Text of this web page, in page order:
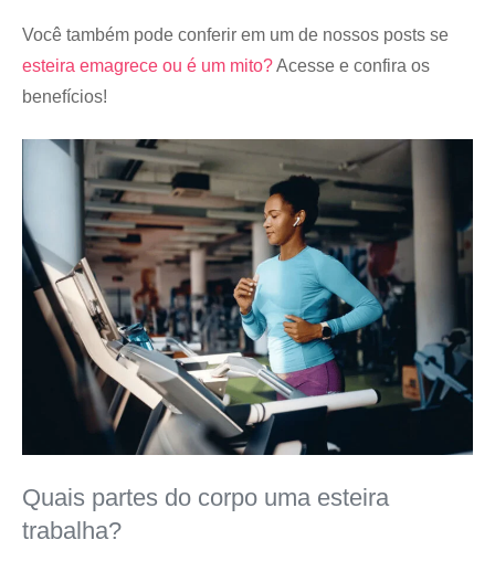
Você também pode conferir em um de nossos posts se
esteira emagrece ou é um mito?Acesse e confira os
benefícios!
Quais partes do corpo uma esteira
trabalha?